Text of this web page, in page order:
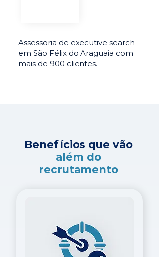
Assessoria de executive search
em São Félix do Araguaia com
mais de 900 clientes.
Benefícios que vão
além do
recrutamento